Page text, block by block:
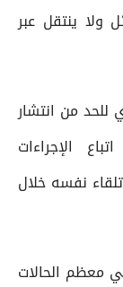
ولا ينتقل عبر
للحد من انتشار
الإجراءات
نفسه خلال
معظم الحالات